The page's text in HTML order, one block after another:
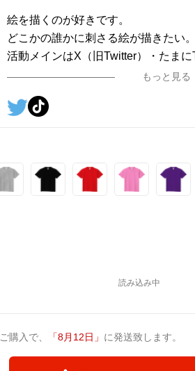
絵を描くのが好きです。
どこかの誰かに刺さる絵が描きたい。
活動メインはX（旧Twitter）・たまに
もっと見る
ご購入で、 「8月12日 」 に発送致します。